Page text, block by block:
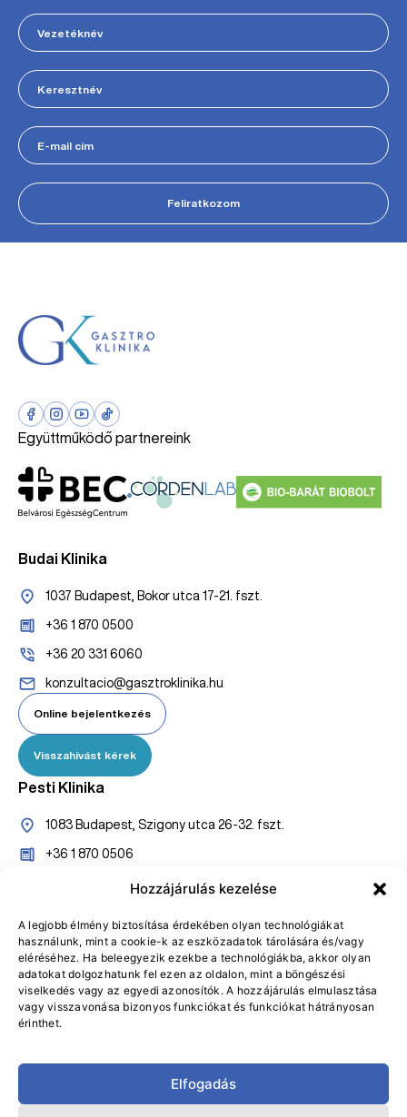
Hozzájárulás kezelése
A legjobb élmény biztosítása érdekében olyan technológiákat
használunk, mint a cookie-k az eszközadatok tárolására és/vagy
eléréséhez. Ha beleegyezik ezekbe a technológiákba, akkor olyan
adatokat dolgozhatunk fel ezen az oldalon, mint a böngészési
viselkedés vagy az egyedi azonosítók. A hozzájárulás elmulasztása
vagy visszavonása bizonyos funkciókat és funkciókat hátrányosan
érinthet.
Elfogadás
Feliratkozom
Együttműködő partnereink
Budai Klinika
1037 Budapest, Bokor utca 17-21. fszt.
+36 1 870 0500
+36 20 331 6060
konzultacio@gasztroklinika.hu
Online bejelentkezés
Visszahívást kérek
Pesti Klinika
1083 Budapest, Szigony utca 26-32. fszt.
+36 1 870 0506
+36 20 527 7005
Online bejelentkezés
Visszahívást kérek
Adatvédelmi Tájékoztató